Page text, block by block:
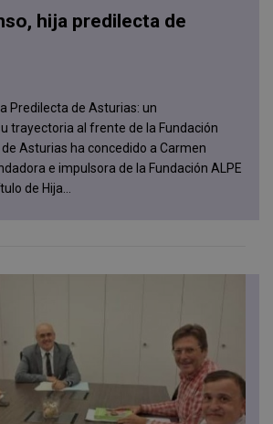
hija predilecta de
Predilecta de Asturias: un
trayectoria al frente de la Fundación
de Asturias ha concedido a Carmen
e impulsora de la Fundación ALPE
de Hija...